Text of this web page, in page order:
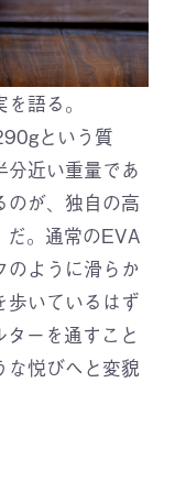
語る。
という質
近い重量であ
のが、独自の高
だ。通常のEVA
のように滑らか
歩いているはず
ーを通すこと
な悦びへと変貌